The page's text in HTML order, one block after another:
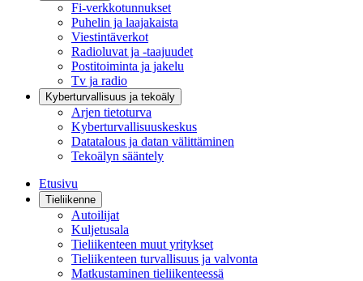
Fi-verkkotunnukset
Puhelin ja laajakaista
Viestintäverkot
Radioluvat ja -taajuudet
Postitoiminta ja jakelu
Tv ja radio
Kyberturvallisuus ja tekoäly
Arjen tietoturva
Kyberturvallisuuskeskus
Datatalous ja datan välittäminen
Tekoälyn sääntely
Etusivu
Tieliikenne
Autoilijat
Kuljetusala
Tieliikenteen muut yritykset
Tieliikenteen turvallisuus ja valvonta
Matkustaminen tieliikenteessä